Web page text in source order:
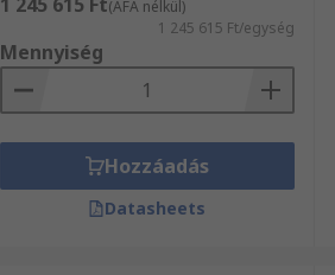
(ÁFA nélkül)
1 245 615 Ft/egység
Mennyiség
Hozzáadás
Datasheets